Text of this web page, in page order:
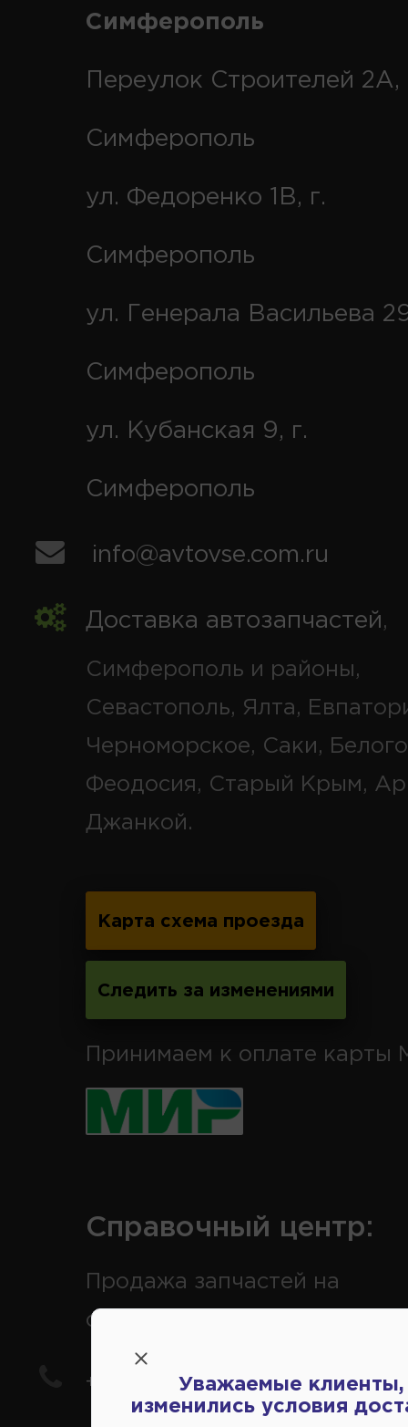
Симферополь
Переулок Строителей 2А,
Симферополь
ул. Федоренко 1В, г.
Симферополь
ул. Генерала Васильева
Симферополь
ул. Кубанская 9, г.
Симферополь
info@avtovse.com.ru
Доставка автозапчастей,
Симферополь и районы,
Севастополь, Ялта,
Черноморское, Саки,
Феодосия, Старый Крым,
Джанкой.
Карта схема проезда
Следить за изменениями
Принимаем к оплате карты
Справочный центр:
Продажа запчастей на
отечественные авто
+7(978) 206-206-5Уважаемые клиенты,
изменились условия